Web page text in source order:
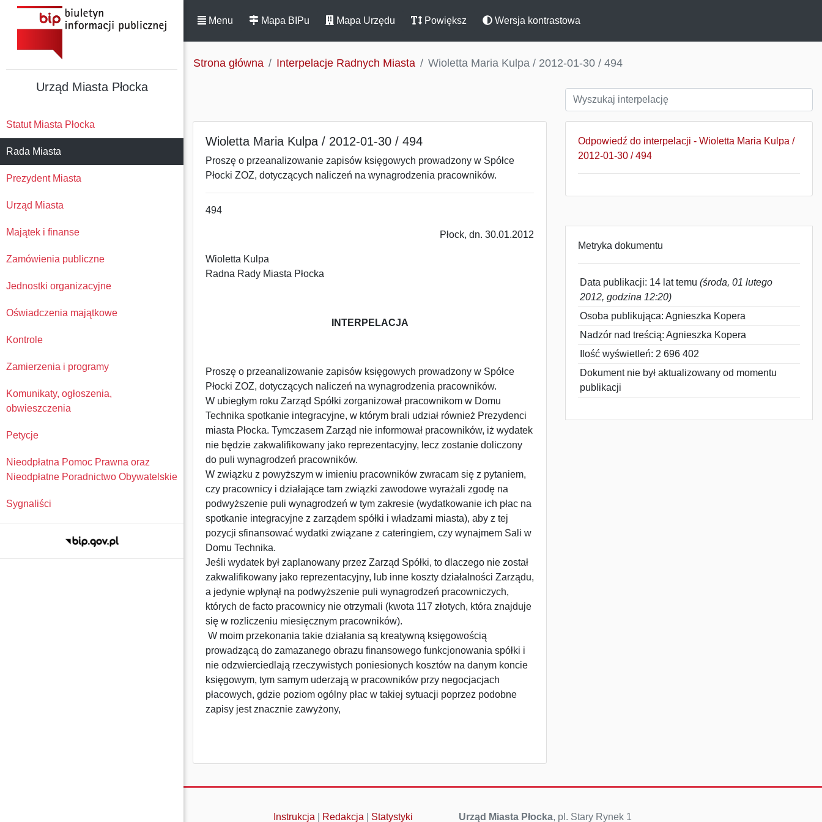
Urząd Miasta Płocka
Statut Miasta Płocka
Rada Miasta
Prezydent Miasta
Urząd Miasta
Majątek i finanse
Zamówienia publiczne
Jednostki organizacyjne
Oświadczenia majątkowe
Kontrole
Zamierzenia i programy
Komunikaty, ogłoszenia,
obwieszczenia
Petycje
Nieodpłatna Pomoc Prawna oraz
Nieodpłatne Poradnictwo Obywatelskie
Sygnaliści
Menu Mapa BIPu Mapa Urzędu Powiększ Wersja kontrastowa
Strona główna Interpelacje Radnych Miasta Wioletta Maria Kulpa / 2012-01-30 / 494
Wioletta Maria Kulpa / 2012-01-30 / 494
Proszę o przeanalizowanie zapisów księgowych prowadzony w Spółce
Płocki ZOZ, dotyczących naliczeń na wynagrodzenia pracowników.
494
Płock, dn. 30.01.2012
Wioletta Kulpa
Radna Rady Miasta Płocka
INTERPELACJA
Proszę o przeanalizowanie zapisów księgowych prowadzony w Spółce
Płocki ZOZ, dotyczących naliczeń na wynagrodzenia pracowników.
W ubiegłym roku Zarząd Spółki zorganizował pracownikom w Domu
Technika spotkanie integracyjne, w którym brali udział również Prezydenci
miasta Płocka. Tymczasem Zarząd nie informował pracowników, iż wydatek
nie będzie zakwalifikowany jako reprezentacyjny, lecz zostanie doliczony
do puli wynagrodzeń pracowników.
W związku z powyższym w imieniu pracowników zwracam się z pytaniem,
czy pracownicy i działające tam związki zawodowe wyrażali zgodę na
podwyższenie puli wynagrodzeń w tym zakresie (wydatkowanie ich płac na
spotkanie integracyjne z zarządem spółki i władzami miasta), aby z tej
pozycji sfinansować wydatki związane z cateringiem, czy wynajmem Sali w
Domu Technika.
Jeśli wydatek był zaplanowany przez Zarząd Spółki, to dlaczego nie został
zakwalifikowany jako reprezentacyjny, lub inne koszty działalności Zarządu,
a jedynie wpłynął na podwyższenie puli wynagrodzeń pracowniczych,
których de facto pracownicy nie otrzymali (kwota 117 złotych, która znajduje
się w rozliczeniu miesięcznym pracowników).
W moim przekonania takie działania są kreatywną księgowością
prowadzącą do zamazanego obrazu finansowego funkcjonowania spółki i
nie odzwierciedlają rzeczywistych poniesionych kosztów na danym koncie
księgowym, tym samym uderzają w pracowników przy negocjacjach
płacowych, gdzie poziom ogólny płac w takiej sytuacji poprzez podobne
zapisy jest znacznie zawyżony,
Odpowiedź do interpelacji - Wioletta Maria Kulpa /
2012-01-30 / 494
Metryka dokumentu
Data publikacji: 14 lat temu (środa, 01 lutego
2012, godzina 12:20)
Osoba publikująca: Agnieszka Kopera
Nadzór nad treścią: Agnieszka Kopera
Ilość wyświetleń: 2 696 402
Dokument nie był aktualizowany od momentu
publikacji
Instrukcja Redakcja Statystyki Urząd Miasta Płocka, pl. Stary Rynek 1